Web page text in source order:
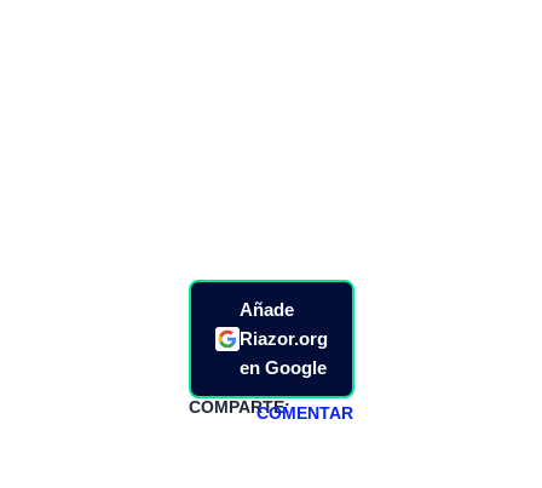
Añade
Riazor.org
en Google
COMPARTE:COMENTAR